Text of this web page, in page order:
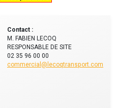
Contact :
M. FABIEN LECOQ
RESPONSABLE DE SITE
02 35 96 00 00
commercial@lecoqtransport.com